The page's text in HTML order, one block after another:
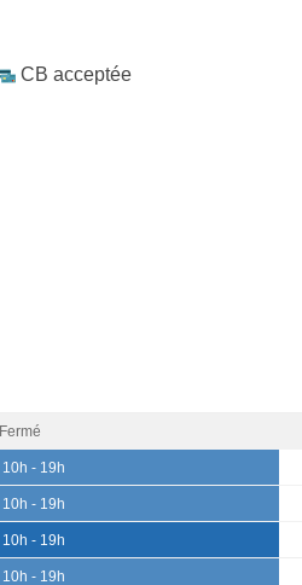
CB acceptée
Fermé
10h - 19h
10h - 19h
10h - 19h
10h - 19h